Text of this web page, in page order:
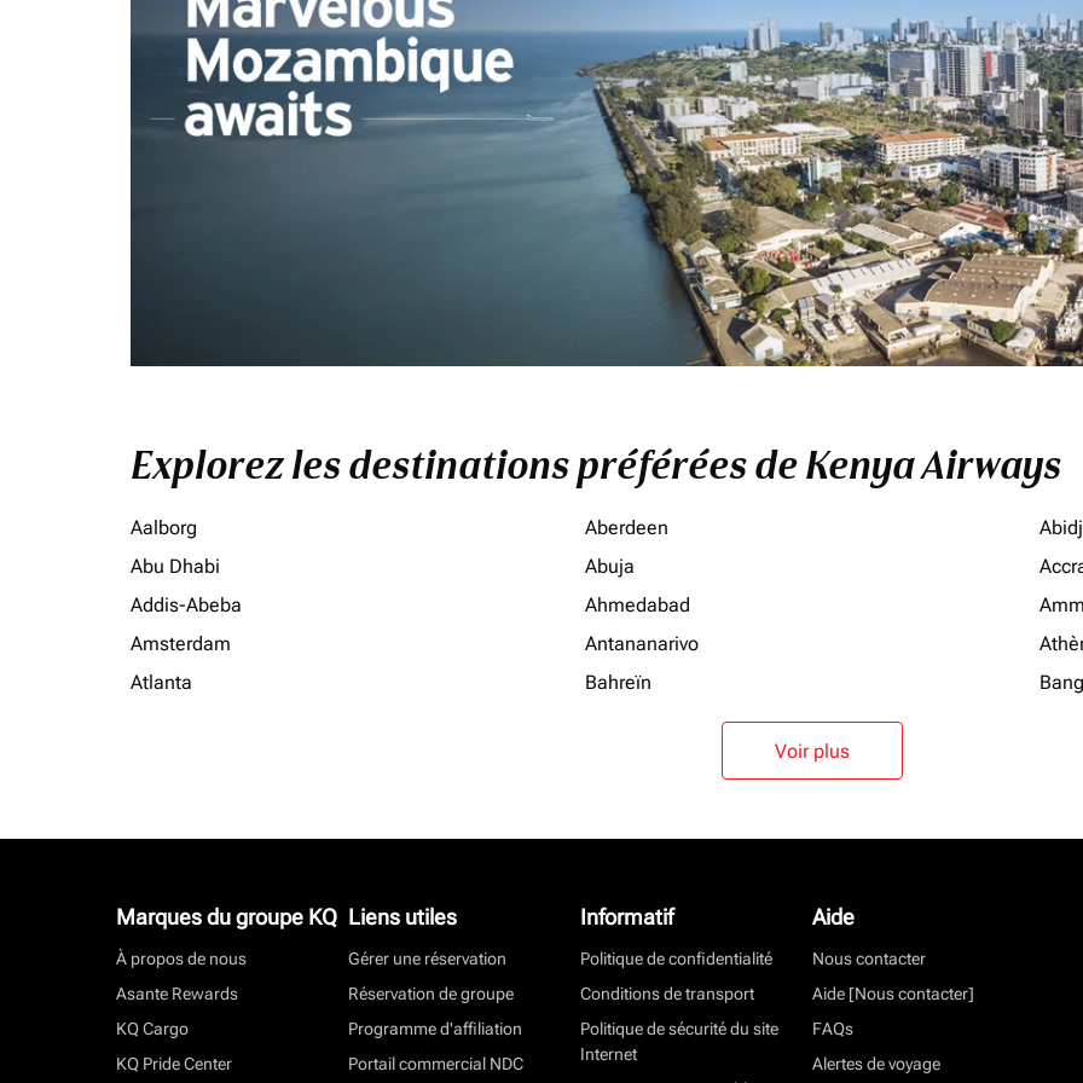
Explorez les destinations préférées de Kenya Airways
Aalborg Aberdeen
Abu Dhabi
Abuja
Addis-Abeba
Ahmedabad
Amsterdam
Antananarivo
Atlanta
Bahreïn
Voir plus
Marques du groupe KQ
À propos de nous
Asante Rewards
KQ Cargo
KQ Pride Center
Liens utiles
Gérer une réservation
Réservation de groupe
Programme d'affiliation
Portail commercial NDC
Informatif
Politique de confidentialité
Conditions de transport
Politique de sécurité du site
Internet
Aide
Nous contacter
Aide [Nous contacter]
FAQs
Alertes de voyage